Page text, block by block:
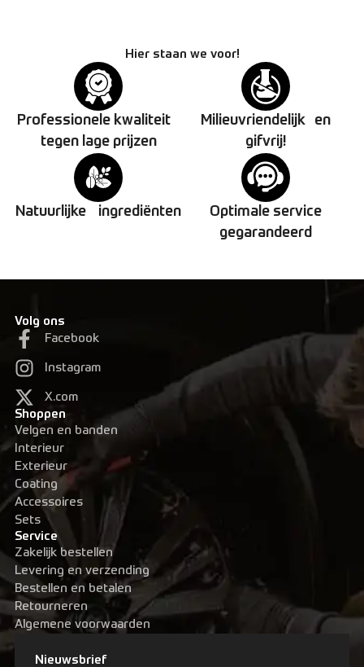
Hier staan we voor!
Professionele kwaliteit
tegen lage prijzen
Milieuvriendelijk en
gifvrij!
Natuurlijke ingrediënten
Optimale service
gegarandeerd
Volg ons
Facebook
Instagram
X.com
Shoppen
Velgen en banden
Interieur
Exterieur
Coating
Accessoires
Sets
Service
Zakelijk bestellen
Levering en verzending
Bestellen en betalen
Retourneren
Algemene voorwaarden
Nieuwsbrief